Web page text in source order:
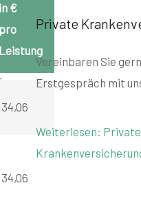
in €
pro
Leistung
Private
Vereinbaren Sie
Erstgespräch mit
Weiterlesen: Private